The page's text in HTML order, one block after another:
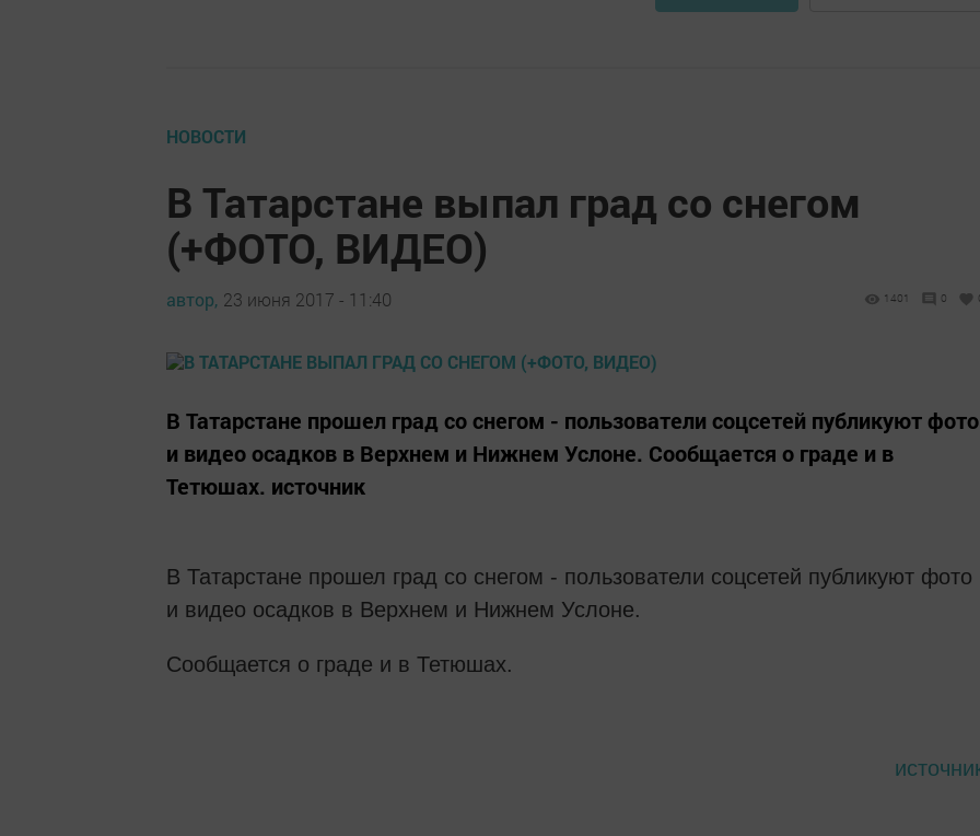
НОВОСТИ
В Татарстане выпал град со снегом
(+ФОТО, ВИДЕО)
автор, 23 июня 2017 - 11:40 1401 0
В Татарстане прошел град со снегом - пользователи соцсетей публикуют фото
и видео осадков в Верхнем и Нижнем Услоне. Сообщается о граде и в
Тетюшах. источник
В Татарстане прошел град со снегом - пользователи соцсетей публикуют фото
и видео осадков в Верхнем и Нижнем Услоне.
Сообщается о граде и в Тетюшах.